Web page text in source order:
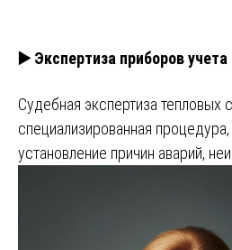
▶️ Экспертиза приборов учета
Судебная экспертиза тепловых
специализированная
установление причин аварий,